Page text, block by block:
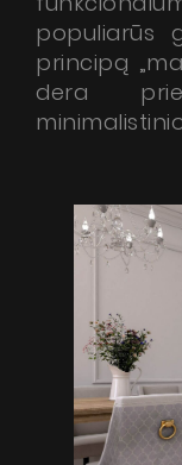
Nortberg
Nortberg
Nortberg
Nortberg
DUK
Gartraukio
populiarūs
principą
dera